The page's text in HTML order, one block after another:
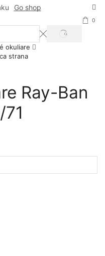
Go shop
0
SEARCH
okuliare
strana
Ray-Ban